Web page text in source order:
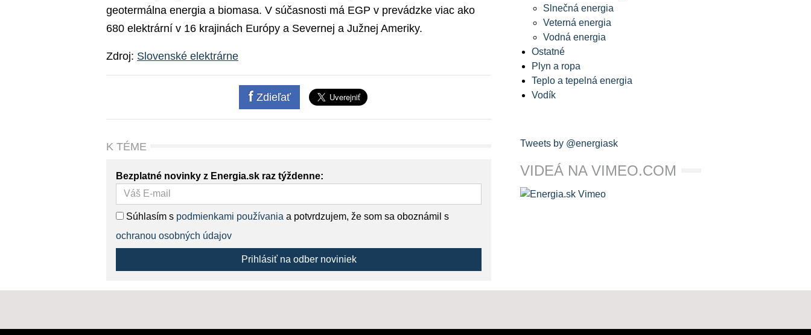
geotermálna energia a biomasa. V súčasnosti má EGP v prevádzke viac ako
680 elektrární v 16 krajinách Európy a Severnej a Južnej Ameriky.
Zdroj: Slovenské elektrárne
Zdieľať
K TÉME
Bezplatné novinky z Energia.sk raz týždenne:
Súhlasím s podmienkami používania a potvrdzujem, že som sa oboznámil s
ochranou osobných údajov
Prihlásiť na odber noviniek
Slnečná energia
Veterná energia
Vodná energia
Ostatné
Plyn a ropa
Teplo a tepelná energia
Vodík
Tweets by @energiask
VIDEÁ NA VIMEO.COM